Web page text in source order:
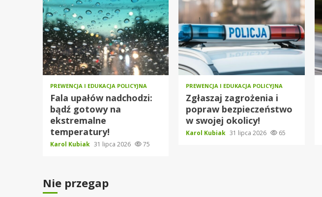
PREWENCJA I EDUKACJA POLICYJNA
Fala upałów nadchodzi:
bądź gotowy na
ekstremalne
temperatury!
Karol Kubiak 31 lipca 2026 75
PREWENCJA I EDUKACJA POLICYJNA
Zgłaszaj zagrożenia i
popraw bezpieczeństwo
w swojej okolicy!
Karol Kubiak 31 lipca 2026 65
Nie przegap